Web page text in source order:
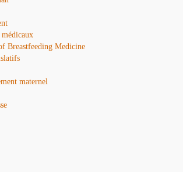
Breastfeeding Medicine
maternel